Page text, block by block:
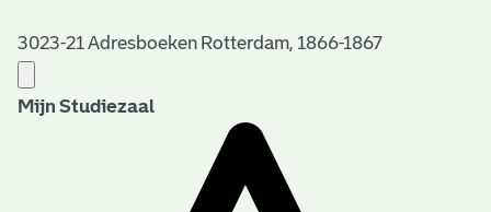
3023-21 Adresboeken Rotterdam, 1866-1867
Mijn Studiezaal